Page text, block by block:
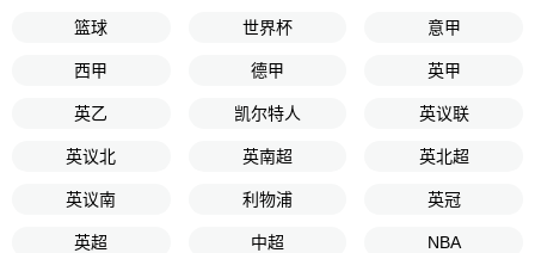
篮球 世界杯 意甲
西甲 德甲 英甲
英乙 凯尔特人 英议联
英议北 英南超 英北超
英议南 利物浦 英冠
英超 中超 NBA